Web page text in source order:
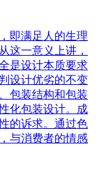
即满足人的生理
这一意义上讲，
是设计本质要求
设计优劣的不变
包装结构和包装
化包装设计。成
的诉求。通过色
与消费者的情感